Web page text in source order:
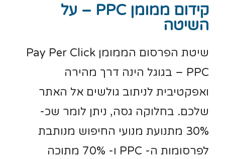
קידום ממומן PPC – על
השיטה
שיטת הפרסום הממומן Pay Per Click
– PPC בגוגל הינה דרך מהירה
ואפקטיבית לניתוב גולשים אל האתר
שלכם. בחלוקה גסה, ניתן לומר שכ-
30% מתנועת מנועי החיפוש מנותבת
לפרסומות ה- PPC ו- 70% מתוכה